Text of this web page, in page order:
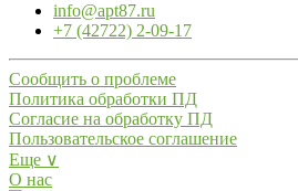
info@apt87.ru
+7 (42722) 2-09-17
Сообщить о проблеме
Политика обработки ПД
Согласие на обработку ПД
Пользовательское соглашение
Еще ∨
О нас